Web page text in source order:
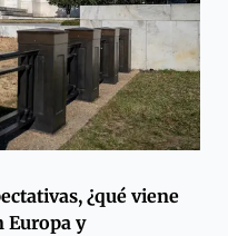
¿qué viene
Europa y